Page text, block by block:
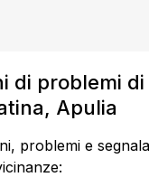
di problemi
Apulia
problemi e